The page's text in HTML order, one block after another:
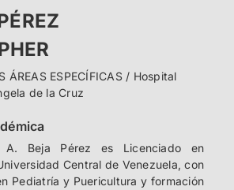
ÁREAS ESPECÍFICAS / Hospital
de la Cruz
A. Beja Pérez es Licenciado en
Central de Venezuela, con
Pediatría y Puericultura y formación